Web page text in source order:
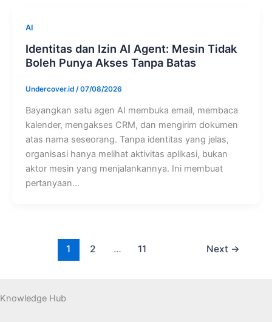
AI
Identitas dan Izin AI Agent: Mesin Tidak
Boleh Punya Akses Tanpa Batas
Undercover.id /07/08/2026
Bayangkan satu agen AI membuka email, membaca
kalender, mengakses CRM, dan mengirim dokumen
atas nama seseorang. Tanpa identitas yang jelas,
organisasi hanya melihat aktivitas aplikasi, bukan
aktor mesin yang menjalankannya. Ini membuat
pertanyaan…
1 2 … 11 Next →
Knowledge Hub